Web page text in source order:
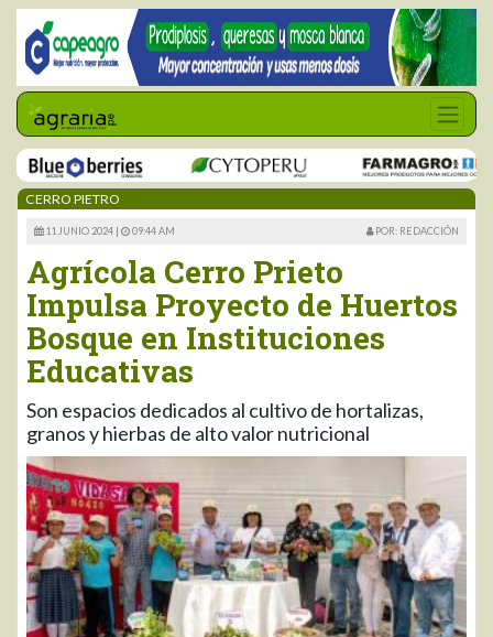
CERRO PIETRO
11 JUNIO 2024 | 09:44 AM POR: REDACCIÓN
Agrícola Cerro Prieto
Impulsa Proyecto de Huertos
Bosque en Instituciones
Educativas
Son espacios dedicados al cultivo de hortalizas,
granos y hierbas de alto valor nutricional